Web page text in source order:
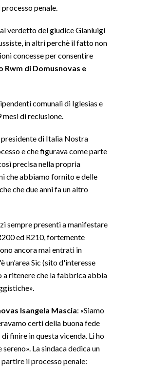
penale.
verdetto del giudice Gianluigi
in altri perchè il fatto non
concesse per consentire
di Domusnovas e
comunali di Iglesias e
mesi di reclusione.
presidente di Italia Nostra
e che figurava come parte
precisa nella propria
che abbiamo fornito e delle
che due anni fa un altro
sempre presenti a manifestare
ed R210, fortemente
ancora mai entrati in
un'area Sic (sito d'interesse
a ritenere che la fabbrica abbia
Isangela Mascia: «Siamo
certi della buona fede
finire in questa vicenda. Li ho
La sindaca dedica un
il processo penale: